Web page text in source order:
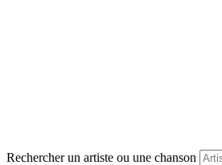
Rechercher un artiste ou une chanson